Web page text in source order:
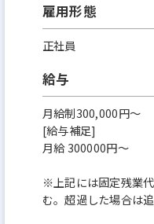
雇用形態
正社員
給与
月給制300,000円～
[給与補足]
月給 300000円～
※上記には固定残業
む。超過した場合は追